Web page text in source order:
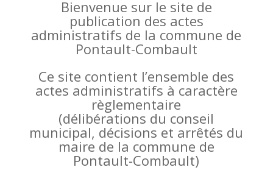
Bienvenue sur le site de
publication des actes
administratifs de la commune de
Pontault-Combault
Ce site contient l’ensemble des
actes administratifs à caractère
règlementaire
(délibérations du conseil
municipal, décisions et arrêtés du
maire de la commune de
Pontault-Combault)